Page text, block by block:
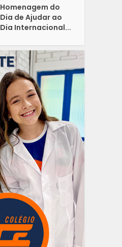
Homenagem do
Dia de Ajudar ao
Dia Internacional...